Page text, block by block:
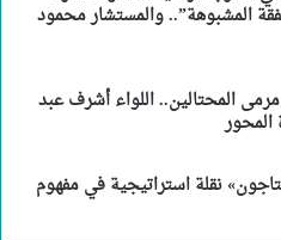
المشبوهة”.. والمستشار محمود
المحتالين.. اللواء أشرف عبد
المحور
نقلة استراتيجية في مفهوم